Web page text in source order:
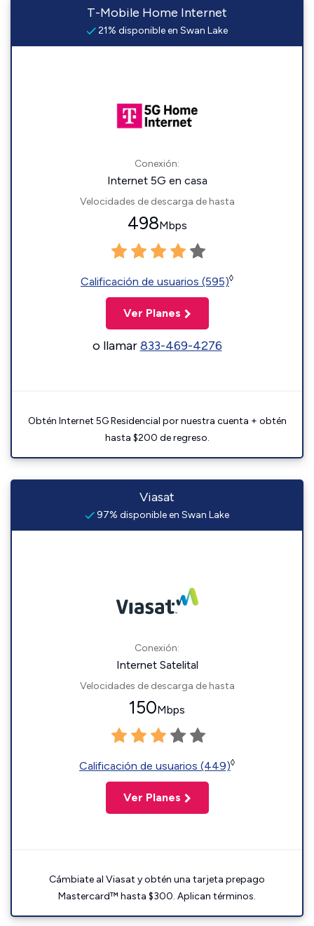
T-Mobile Home Internet
21% disponible en Swan Lake
Conexión:
Internet 5G en casa
Velocidades de descarga de hasta
498Mbps
Calificación de usuarios (595)◊
Ver Planes
o llamar833-469-4276
Obtén Internet 5G Residencial por nuestra cuenta + obtén
hasta $200 de regreso.
Viasat
97% disponible en Swan Lake
Conexión:
Internet Satelital
Velocidades de descarga de hasta
150Mbps
Calificación de usuarios (449)◊
Ver Planes
Cámbiate al Viasat y obtén una tarjeta prepago
Mastercard™ hasta $300. Aplican términos.